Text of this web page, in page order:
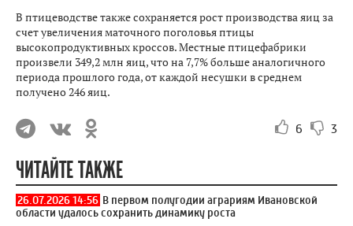
В птицеводстве также сохраняется рост производства яиц за
счет увеличения маточного поголовья птицы
высокопродуктивных кроссов. Местные птицефабрики
произвели 349,2 млн яиц, что на 7,7% больше аналогичного
периода прошлого года, от каждой несушки в среднем
получено 246 яиц.
6 3
ЧИТАЙТЕ ТАКЖЕ
26.07.2026 14:56 В первом полугодии аграриям Ивановской
области удалось сохранить динамику роста